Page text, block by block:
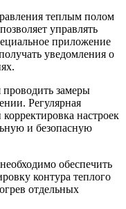
теплым полом
управлять
приложение
уведомления о
проводить замеры
Регулярная
настроек
и безопасную
обеспечить
контура теплого
отдельных